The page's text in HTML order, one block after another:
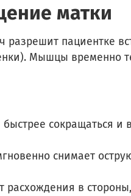
матки
пациентке
Мышцы временно
сокращаться и
снимает
в